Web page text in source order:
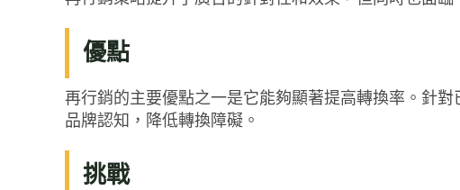
優點
再行銷的主要優點之一是它能夠顯著提高轉換率。針
品牌認知，降低轉換障礙。
挑戰